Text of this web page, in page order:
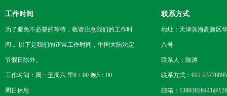
工作时间
为了避免不必要的等待，敬请注意我们的工作时
间 。以下是我们的正常工作时间，中国大陆法定
节假日除外。
工作时间：周一至周六 早8：00-晚5：00
周日休息
联系方式
地址：天津滨海高新区
八号
联系人：陈涛
联系方式：022-23778895
邮箱：